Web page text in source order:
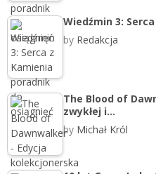
Wiedźmin 3:
by Redakcja
The Blood of
zwykłej i…
by Michał Król